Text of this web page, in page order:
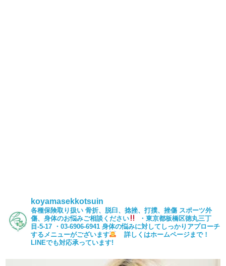
koyamasekkotsuin
各種保険取り扱い 骨折、脱臼、捻挫、打撲、挫傷 スポーツ外
傷、身体のお悩みご相談ください
・東京都板橋区徳丸三丁
目-5-17 ・03-6906-6941 身体の悩みに対してしっかりアプローチ
するメニューがございます
詳しくはホームページまで！
LINEでも対応承っています!